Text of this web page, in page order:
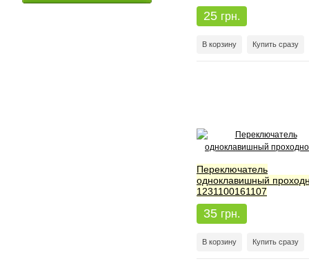
25 грн.
В корзину Купить сразу
Переключатель
одноклавишный
1231100161107
35 грн.
В корзину Купить сразу